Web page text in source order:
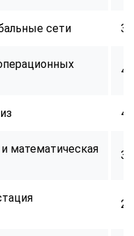
сети 32
40
40
математическая
32
2